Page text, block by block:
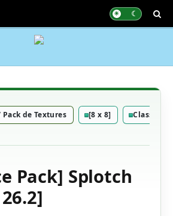
Pack de Textures [8 x 8] Classique
Pack] Splotch